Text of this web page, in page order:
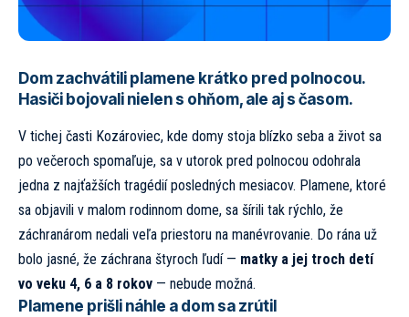
Dom zachvátili plamene krátko pred polnocou.
Hasiči bojovali nielen s ohňom, ale aj s časom.
V tichej časti Kozároviec, kde domy stoja blízko seba a život sa
po večeroch spomaľuje, sa v utorok pred polnocou odohrala
jedna z najťažších tragédií posledných mesiacov. Plamene, ktoré
sa objavili v malom rodinnom dome, sa šírili tak rýchlo, že
záchranárom nedali veľa priestoru na manévrovanie. Do rána už
bolo jasné, že záchrana štyroch ľudí — matky a jej troch detí
vo veku 4, 6 a 8 rokov — nebude možná.
Plamene prišli náhle a dom sa zrútil